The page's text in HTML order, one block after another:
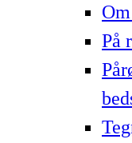
På